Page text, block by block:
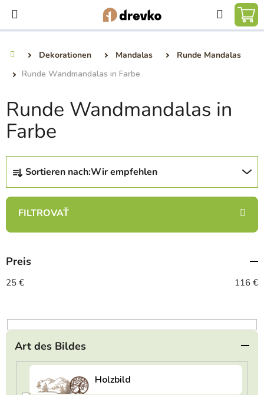
Inhalt
springen
Suchen
Dekorationen Mandalas
Runde Mandalas
Runde Wandmandalas in Farbe
Runde Wandmandalas in
Farbe
P
o
u
t
s
o
t
i
Sortieren nach:Wir empfehlen
Preis
25 € 116 €
Art des Bildes